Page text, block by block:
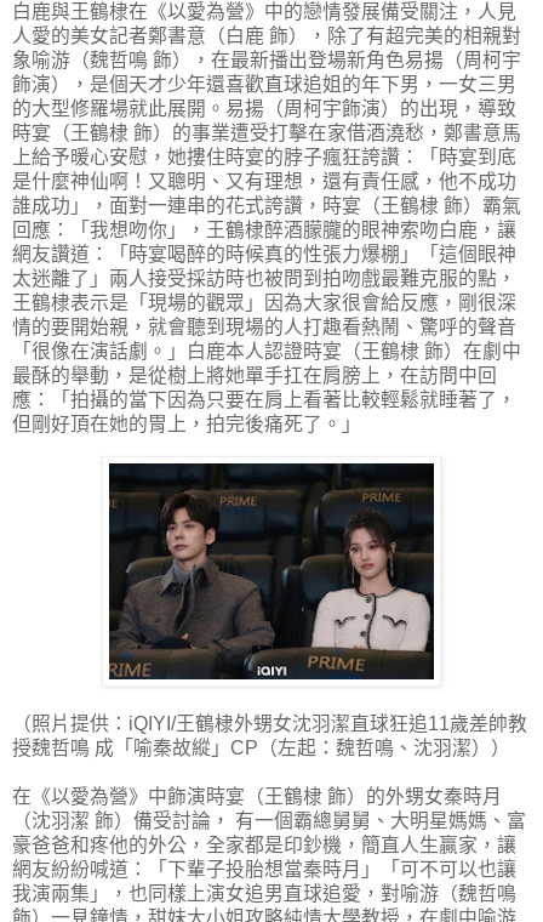
白鹿與王鶴棣在《以愛為營》中的戀情發展備受關注，人見
人愛的美女記者鄭書意（白鹿 飾），除了有超完美的相親對
象喻游（魏哲鳴 飾），在最新播出登場新角色易揚（周柯宇
飾演），是個天才少年還喜歡直球追姐的年下男，一女三男
的大型修羅場就此展開。易揚（周柯宇飾演）的出現，導致
時宴（王鶴棣 飾）的事業遭受打擊在家借酒澆愁，鄭書意馬
上給予暖心安慰，她摟住時宴的脖子瘋狂誇讚：「時宴到底
是什麼神仙啊！又聰明、又有理想，還有責任感，他不成功
誰成功」，面對一連串的花式誇讚，時宴（王鶴棣 飾）霸氣
回應：「我想吻你」，王鶴棣醉酒朦朧的眼神索吻白鹿，讓
網友讚道：「時宴喝醉的時候真的性張力爆棚」「這個眼神
太迷離了」兩人接受採訪時也被問到拍吻戲最難克服的點，
王鶴棣表示是「現場的觀眾」因為大家很會給反應，剛很深
情的要開始親，就會聽到現場的人打趣看熱鬧、驚呼的聲音
「很像在演話劇。」白鹿本人認證時宴（王鶴棣 飾）在劇中
最酥的舉動，是從樹上將她單手扛在肩膀上，在訪問中回
應：「拍攝的當下因為只要在肩上看著比較輕鬆就睡著了，
但剛好頂在她的胃上，拍完後痛死了。」
（照片提供：iQIYI/王鶴棣外甥女沈羽潔直球狂追11歲差帥教
授魏哲鳴 成「喻秦故縱」CP（左起：魏哲鳴、沈羽潔））
在《以愛為營》中飾演時宴（王鶴棣 飾）的外甥女秦時月
（沈羽潔 飾）備受討論， 有一個霸總舅舅、大明星媽媽、富
豪爸爸和疼他的外公，全家都是印鈔機，簡直人生贏家，讓
網友紛紛喊道：「下輩子投胎想當秦時月」「可不可以也讓
我演兩集」，也同樣上演女追男直球追愛，對喻游（魏哲鳴
飾）一見鐘情，甜妹大小姐攻略純情大學教授，在劇中喻游